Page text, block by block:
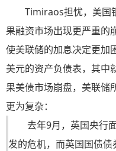
Timiraos担忧，美国
果融资市场出现更严重的
使美联储的加息决定更加
美元的资产负债表，其中
果美债市场崩盘，美联储
更为复杂：
去年9月，英国央行
发的危机，而英国国债